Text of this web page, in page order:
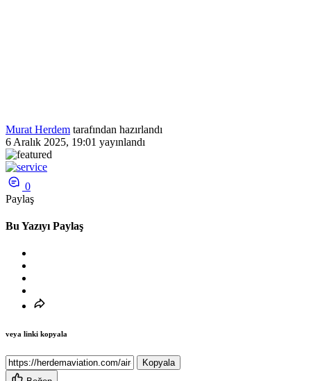
Murat Herdem tarafından hazırlandı
6 Aralık 2025, 19:01 yayınlandı
0
Paylaş
Bu Yazıyı Paylaş
veya linki kopyala
Kopyala